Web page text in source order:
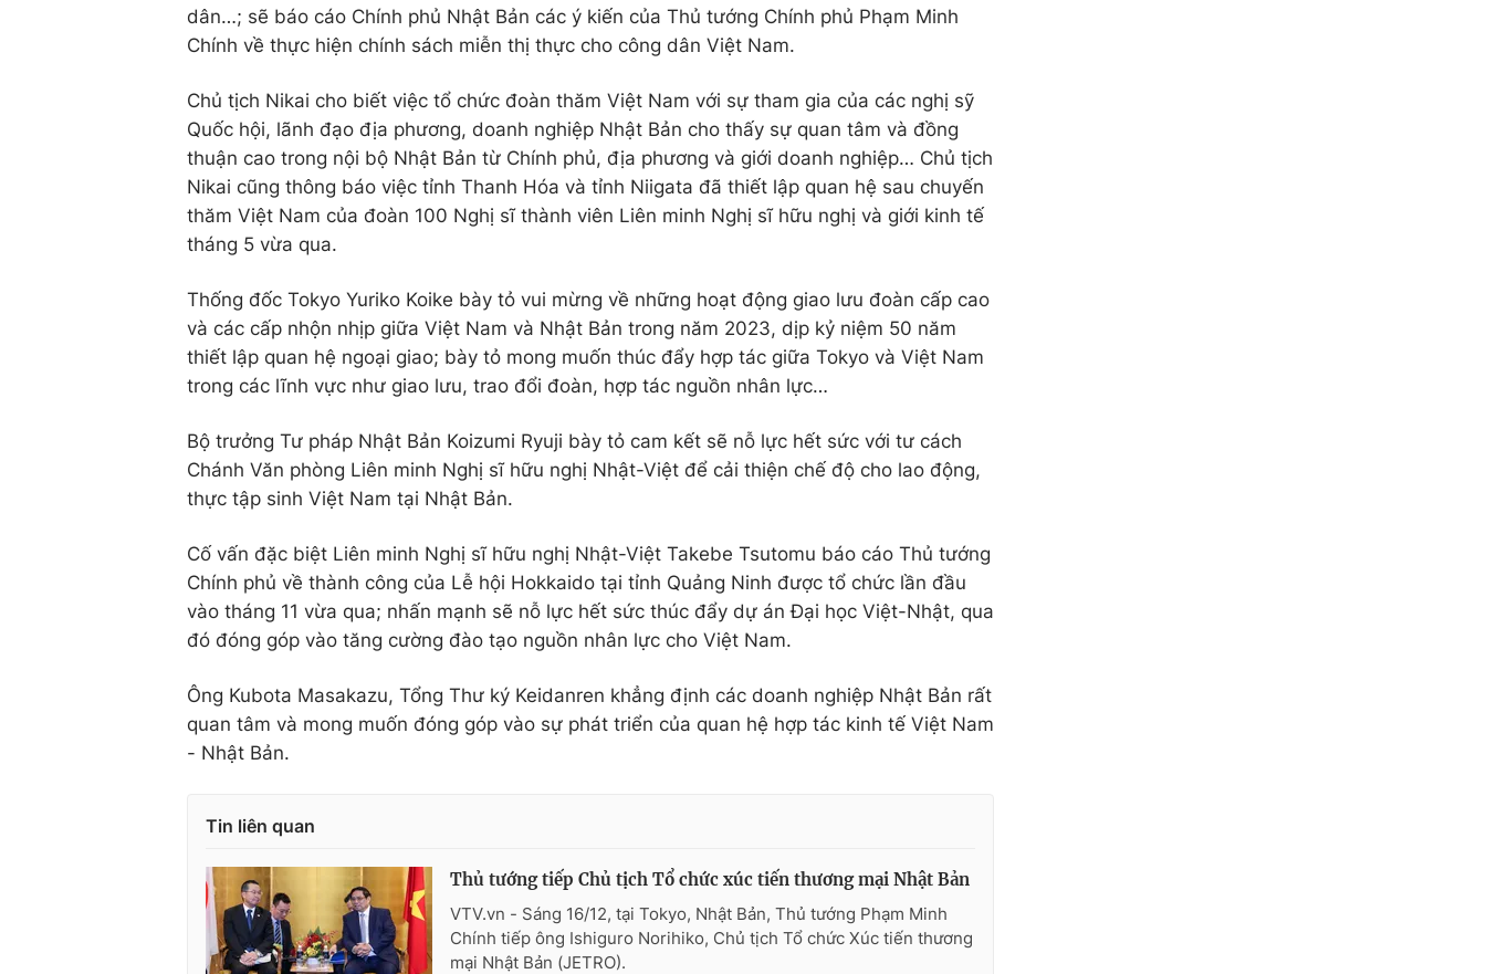
dân…; sẽ báo cáo Chính phủ Nhật Bản các ý kiến của Thủ tướng Chính phủ Phạm Minh
Chính về thực hiện chính sách miễn thị thực cho công dân Việt Nam.
Chủ tịch Nikai cho biết việc tổ chức đoàn thăm Việt Nam với sự tham gia của các nghị sỹ
Quốc hội, lãnh đạo địa phương, doanh nghiệp Nhật Bản cho thấy sự quan tâm và đồng
thuận cao trong nội bộ Nhật Bản từ Chính phủ, địa phương và giới doanh nghiệp… Chủ tịch
Nikai cũng thông báo việc tỉnh Thanh Hóa và tỉnh Niigata đã thiết lập quan hệ sau chuyến
thăm Việt Nam của đoàn 100 Nghị sĩ thành viên Liên minh Nghị sĩ hữu nghị và giới kinh tế
tháng 5 vừa qua.
Thống đốc Tokyo Yuriko Koike bày tỏ vui mừng về những hoạt động giao lưu đoàn cấp cao
và các cấp nhộn nhịp giữa Việt Nam và Nhật Bản trong năm 2023, dịp kỷ niệm 50 năm
thiết lập quan hệ ngoại giao; bày tỏ mong muốn thúc đẩy hợp tác giữa Tokyo và Việt Nam
trong các lĩnh vực như giao lưu, trao đổi đoàn, hợp tác nguồn nhân lực…
Bộ trưởng Tư pháp Nhật Bản Koizumi Ryuji bày tỏ cam kết sẽ nỗ lực hết sức với tư cách
Chánh Văn phòng Liên minh Nghị sĩ hữu nghị Nhật-Việt để cải thiện chế độ cho lao động,
thực tập sinh Việt Nam tại Nhật Bản.
Cố vấn đặc biệt Liên minh Nghị sĩ hữu nghị Nhật-Việt Takebe Tsutomu báo cáo Thủ tướng
Chính phủ về thành công của Lễ hội Hokkaido tại tỉnh Quảng Ninh được tổ chức lần đầu
vào tháng 11 vừa qua; nhấn mạnh sẽ nỗ lực hết sức thúc đẩy dự án Đại học Việt-Nhật, qua
đó đóng góp vào tăng cường đào tạo nguồn nhân lực cho Việt Nam.
Ông Kubota Masakazu, Tổng Thư ký Keidanren khẳng định các doanh nghiệp Nhật Bản rất
quan tâm và mong muốn đóng góp vào sự phát triển của quan hệ hợp tác kinh tế Việt Nam
- Nhật Bản.
Tin liên quan
Thủ tướng tiếp Chủ tịch Tổ chức xúc tiến thương mại Nhật Bản
VTV.vn - Sáng 16/12, tại Tokyo, Nhật Bản, Thủ tướng Phạm Minh
Chính tiếp ông Ishiguro Norihiko, Chủ tịch Tổ chức Xúc tiến thương
mại Nhật Bản (JETRO).